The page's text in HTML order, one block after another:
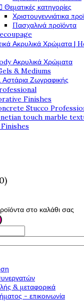
 Θεματικές κατηγορίες
Χριστουγεννιάτικα
Πασχαλινά προϊόντα
Ακρυλικά Χρώματα |
Ακρυλικά Χρώματα
& Mediums
Ζωγραφικής
Finishes
Stucco
touch marble
στο καλάθι σας
& μεταφορικά
- επικοινωνία